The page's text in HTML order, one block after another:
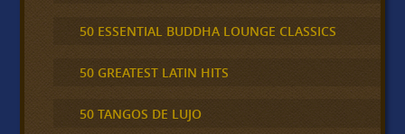
50 ESSENTIAL BUDDHA LOUNGE CLASSICS
50 GREATEST LATIN HITS
50 TANGOS DE LUJO